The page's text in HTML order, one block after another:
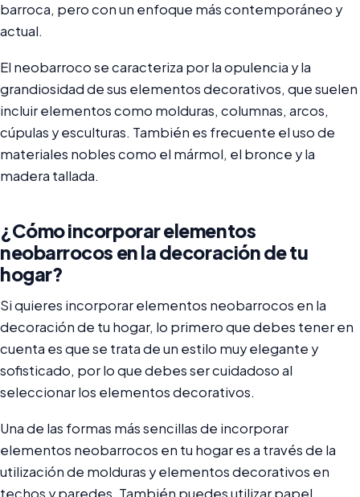
barroca, pero con un enfoque más contemporáneo y
actual.
El neobarroco se caracteriza por la opulencia y la
grandiosidad de sus elementos decorativos, que suelen
incluir elementos como molduras, columnas, arcos,
cúpulas y esculturas. También es frecuente el uso de
materiales nobles como el mármol, el bronce y la
madera tallada.
¿Cómo incorporar elementos
neobarrocos en la decoración de tu
hogar?
Si quieres incorporar elementos neobarrocos en la
decoración de tu hogar, lo primero que debes tener en
cuenta es que se trata de un estilo muy elegante y
sofisticado, por lo que debes ser cuidadoso al
seleccionar los elementos decorativos.
Una de las formas más sencillas de incorporar
elementos neobarrocos en tu hogar es a través de la
utilización de molduras y elementos decorativos en
techos y paredes. También puedes utilizar papel